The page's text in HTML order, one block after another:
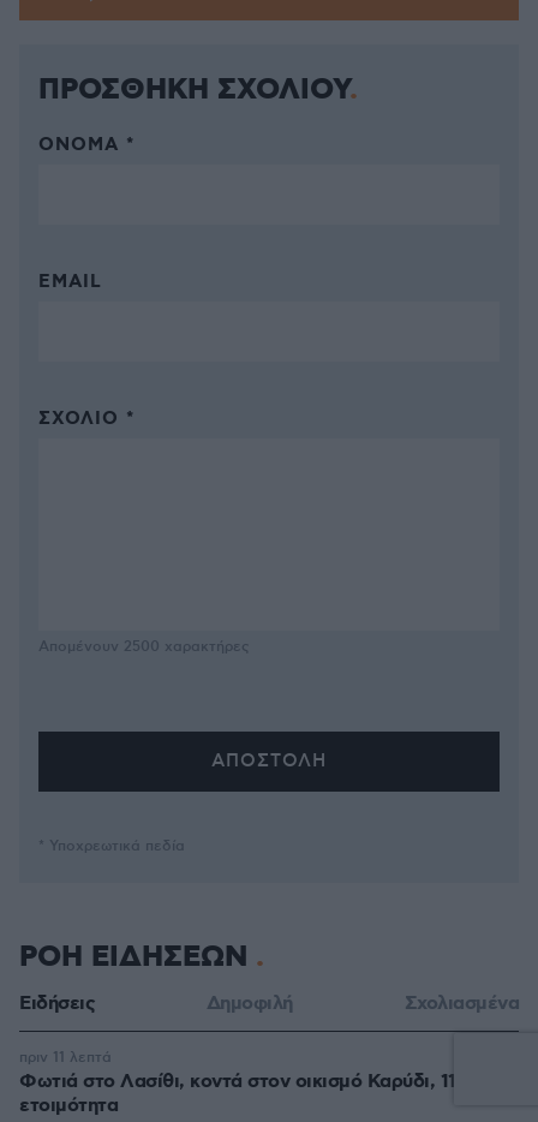
ΠΡΟΣΘΗΚΗ ΣΧΟΛΙΟΥ
ΌΝΟΜΑ *
EMAIL
ΣΧΌΛΙΟ *
Απομένουν 2500 χαρακτήρες
* Υποχρεωτικά πεδία
ΡΟΗ ΕΙΔΗΣΕΩΝ
Ειδήσεις Δημοφιλή Σχολιασμένα
Φωτιά στο Λασίθι, κοντά στον οικισμό Καρύδι, 112 για
ετοιμότητα
πριν 11 λεπτά